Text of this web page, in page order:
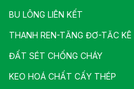
BU LÔNG LIÊN KẾT
THANH REN-TĂNG ĐƠ-TĂC KÊ
ĐẤT SÉT CHỐNG CHÁY
KEO HOÁ CHẤT CẤY THÉP